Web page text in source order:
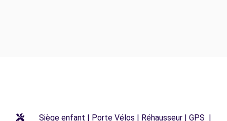
Siège enfant | Porte Vélos | Réhausseur | GPS |